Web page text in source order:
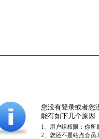
您没有登录或者您
能有如下几个原因
1、用户组权限：你所
2、您还不是站点会员